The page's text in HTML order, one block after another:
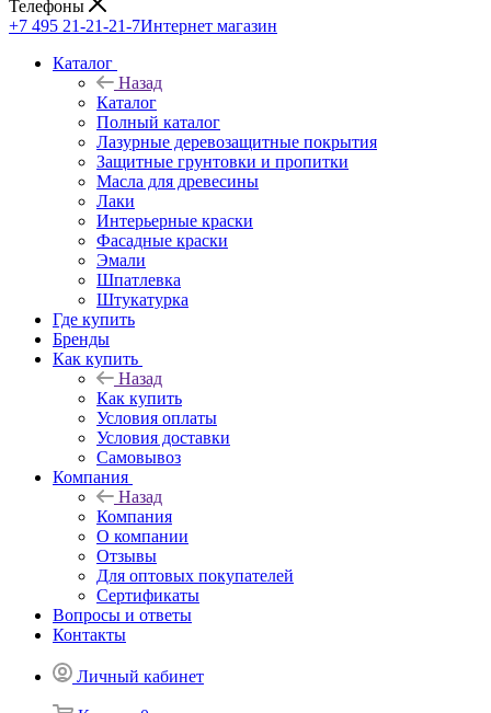
Телефоны
+7 495 21-21-21-7Интернет магазин
Каталог
Назад
Каталог
Полный каталог
Лазурные деревозащитные покрытия
Защитные грунтовки и пропитки
Масла для древесины
Лаки
Интерьерные краски
Фасадные краски
Эмали
Шпатлевка
Штукатурка
Где купить
Бренды
Как купить
Назад
Как купить
Условия оплаты
Условия доставки
Самовывоз
Компания
Назад
Компания
О компании
Отзывы
Для оптовых покупателей
Сертификаты
Вопросы и ответы
Контакты
Личный кабинет